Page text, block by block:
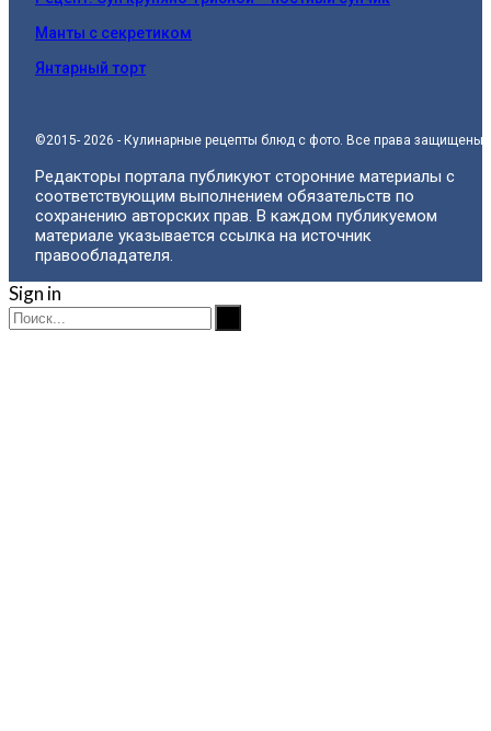
Манты с секретиком
Янтарный торт
©2015- 2026 - Кулинарные рецепты блюд с фото. Все права защищены.
Редакторы портала публикуют сторонние материалы с
соответствующим выполнением обязательств по
сохранению авторских прав. В каждом публикуемом
материале указывается ссылка на источник
правообладателя.
Sign in